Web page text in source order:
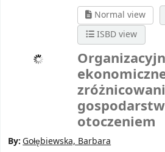
Normal view
ISBD view
otoczeniem
By: Gołębiewska, Barbara